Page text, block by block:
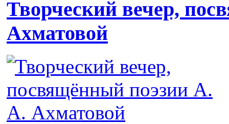
Творческий вечер,
Ахматовой